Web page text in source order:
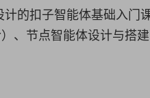
计的扣子智能体基础入
、节点智能体设计与搭